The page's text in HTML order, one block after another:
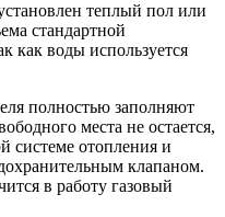
теплый пол или
стандартной
как воды используется
полностью заполняют
места не остается,
системе отопления и
клапаном.
в работу газовый